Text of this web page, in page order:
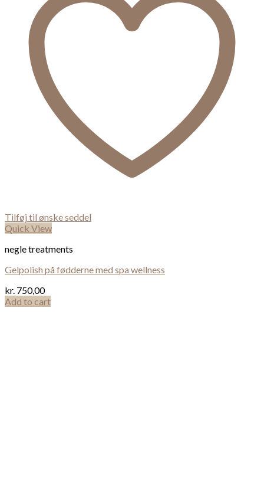
Tilføj til ønske seddel
Quick View
negle treatments
Gelpolish på fødderne med spa wellness
kr. 750,00
Add to cart